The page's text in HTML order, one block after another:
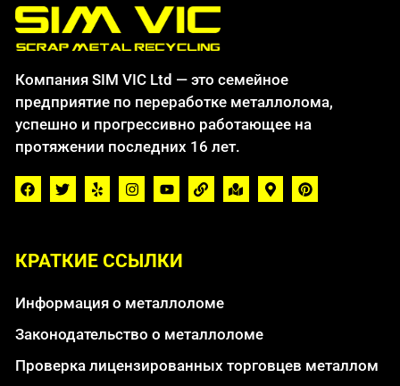
Компания SIM VIC Ltd — это семейное
предприятие по переработке металлолома,
успешно и прогрессивно работающее на
протяжении последних 16 лет.
КРАТКИЕ ССЫЛКИ
Информация о металлоломе
Законодательство о металлоломе
Проверка лицензированных торговцев металлом